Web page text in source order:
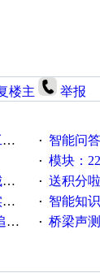
楼主 举报
· 智能问答——数
· 模块：
· 送积分啦！
· 智能知识——德
· 桥梁声测